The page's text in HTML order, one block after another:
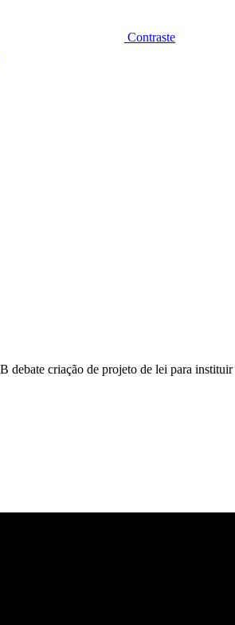
Contraste
debate criação de projeto de lei para